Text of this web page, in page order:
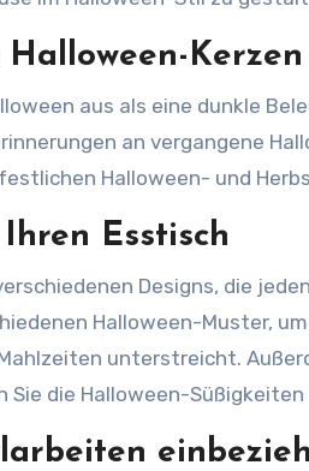
aus als eine dunkle
an vergangene
Halloween- und
Esstisch
Designs, die
Halloween-Muster,
unterstreicht.
Sie die Halloween-